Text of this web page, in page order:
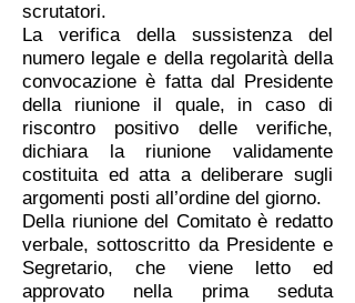
scrutatori.
La verifica della sussistenza del
numero legale e della regolarità della
convocazione è fatta dal Presidente
della riunione il quale, in caso di
riscontro positivo delle verifiche,
dichiara la riunione validamente
costituita ed atta a deliberare sugli
argomenti posti all’ordine del giorno.
Della riunione del Comitato è redatto
verbale, sottoscritto da Presidente e
Segretario, che viene letto ed
approvato nella prima seduta